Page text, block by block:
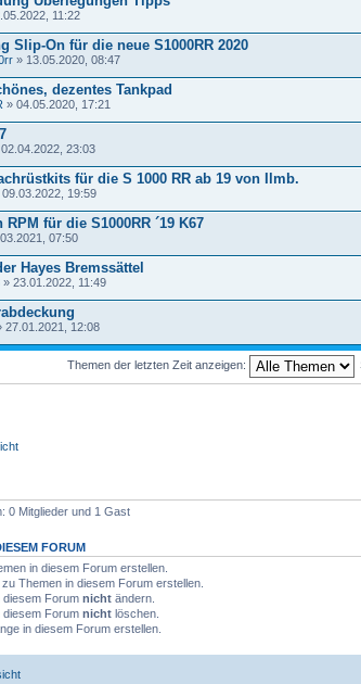
11:22
Slip-On für die neue S1000RR 2020
» 13.05.2020, 08:47
dezentes Tankpad
» 04.05.2020, 17:21
23:03
für die S 1000 RR ab 19 von Ilmb.
09.03.2022, 19:59
für die S1000RR ´19 K67
07:50
Hayes Bremssättel
» 23.01.2022, 11:49
27.01.2021, 12:08
Themen der letzten Zeit anzeigen:
0 Mitglieder und 1 Gast
FORUM
in diesem Forum erstellen.
Themen in diesem Forum erstellen.
diesem Forum nicht ändern.
diesem Forum nicht löschen.
in diesem Forum erstellen.